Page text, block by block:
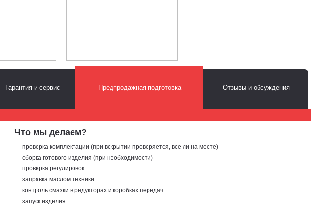
Что мы делаем?
проверка комплектации (при вскрытии проверяется, все ли на месте)
сборка готового изделия (при необходимости)
проверка регулировок
заправка маслом техники
контроль смазки в редукторах и коробках передач
запуск изделия
Гарантия и сервис Предпродажная подготовка Отзывы и обсуждения